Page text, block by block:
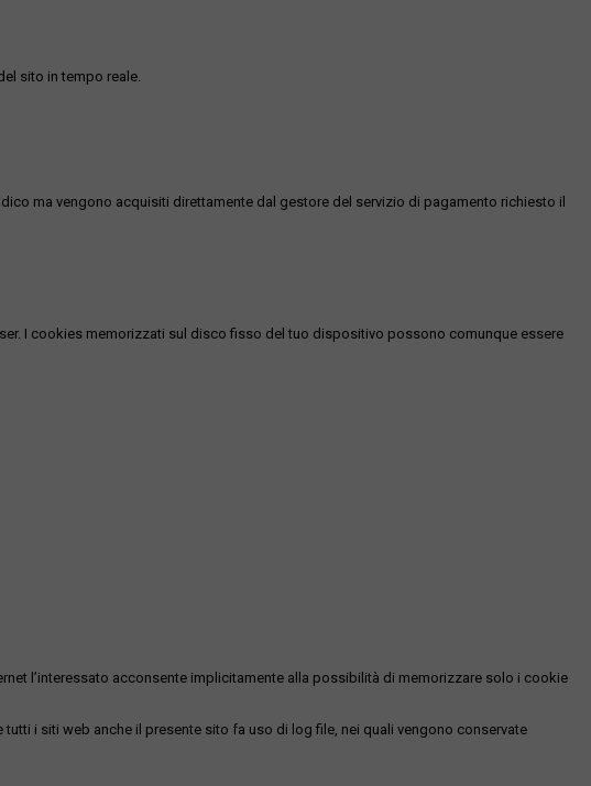
sito in tempo reale.
ma vengono acquisiti direttamente dal gestore del servizio di pagamento richiesto il
I cookies memorizzati sul disco fisso del tuo dispositivo possono comunque essere
l’interessato acconsente implicitamente alla possibilità di memorizzare solo i cookie
tutti i siti web anche il presente sito fa uso di log file, nei quali vengono conservate